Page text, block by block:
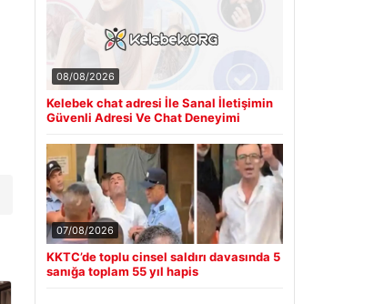
08/08/2026
Kelebek chat adresi İle Sanal İletişimin
Güvenli Adresi Ve Chat Deneyimi
07/08/2026
KKTC’de toplu cinsel saldırı davasında 5
sanığa toplam 55 yıl hapis